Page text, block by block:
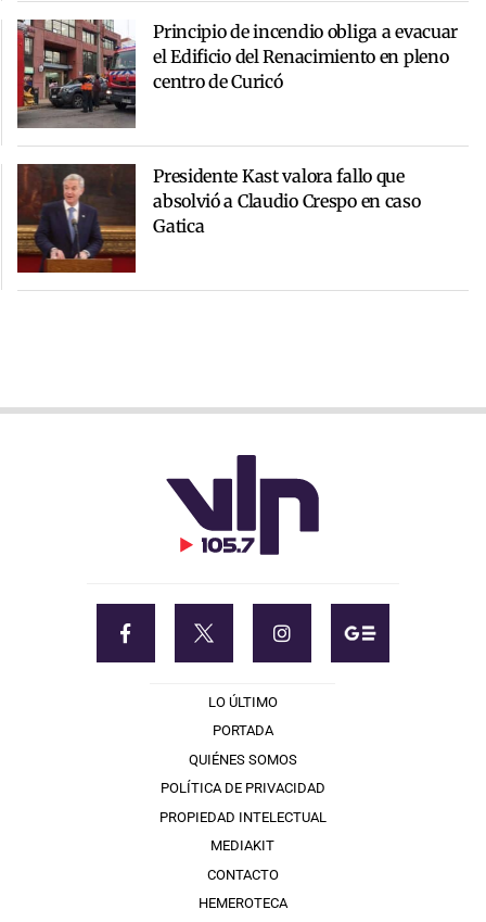
Principio de incendio obliga a evacuar
el Edificio del Renacimiento en pleno
centro de Curicó
Presidente Kast valora fallo que
absolvió a Claudio Crespo en caso
Gatica
LO ÚLTIMO
PORTADA
QUIÉNES SOMOS
POLÍTICA DE PRIVACIDAD
PROPIEDAD INTELECTUAL
MEDIAKIT
CONTACTO
HEMEROTECA